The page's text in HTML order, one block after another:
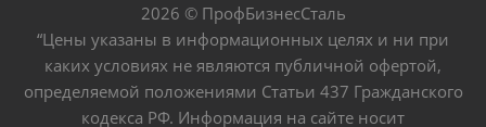
2026 © ПрофБизнесСталь
“Цены указаны в информационных целях и ни при
каких условиях не являются публичной офертой,
определяемой положениями Статьи 437 Гражданского
кодекса РФ. Информация на сайте носит